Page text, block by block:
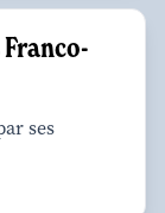
Franco-
ses